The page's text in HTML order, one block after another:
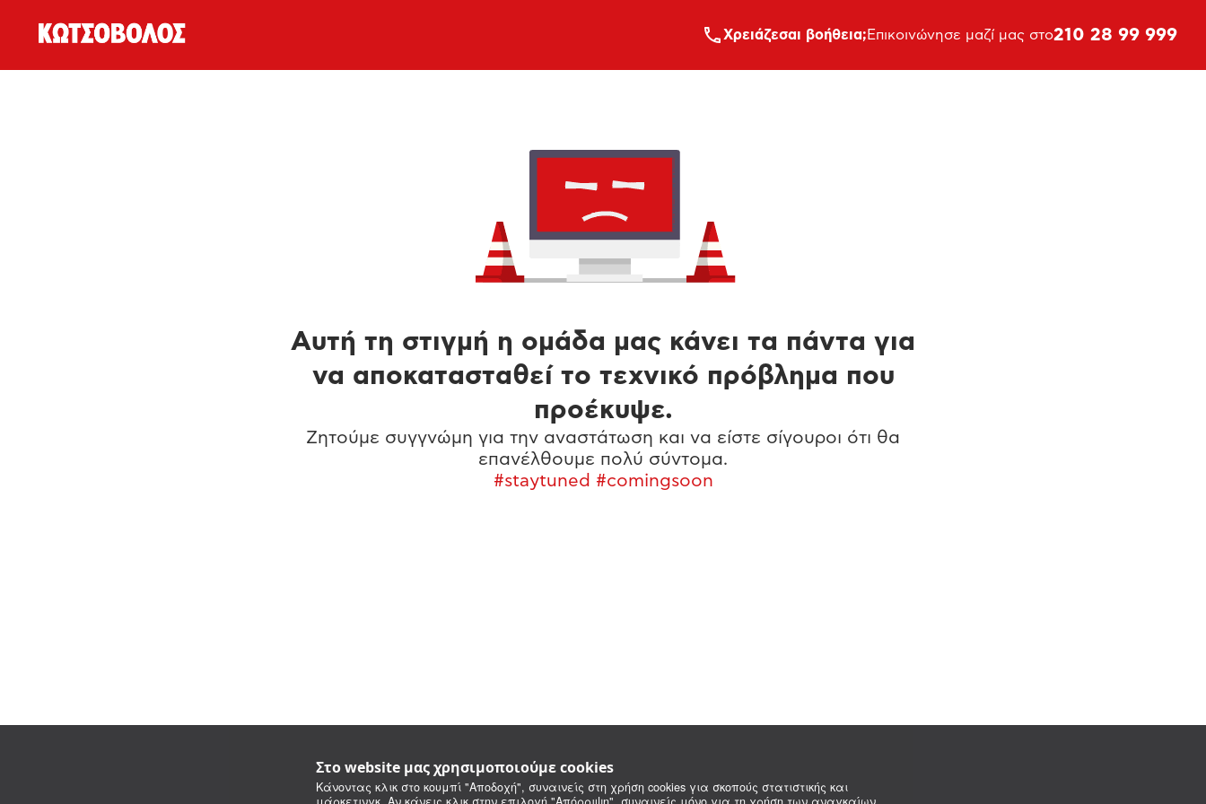
Στο website μας χρησιμοποιούμε cookies
Κάνοντας κλικ στο κουμπί "Αποδοχή", συναινείς στη χρήση cookies για σκοπούς στατιστικής και
Xρειάζεσαι βοήθεια; Επικοινώνησε μαζί μας στο210 28 99 999
Αυτή τη στιγμή η ομάδα μας κάνει τα πάντα για
να αποκατασταθεί το τεχνικό πρόβλημα που
προέκυψε.
Ζητούμε συγγνώμη για την αναστάτωση και να είστε σίγουροι ότι θα
επανέλθουμε πολύ σύντομα.
#staytuned #comingsoon